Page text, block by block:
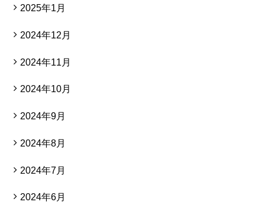
2025年1月
2024年12月
2024年11月
2024年10月
2024年9月
2024年8月
2024年7月
2024年6月